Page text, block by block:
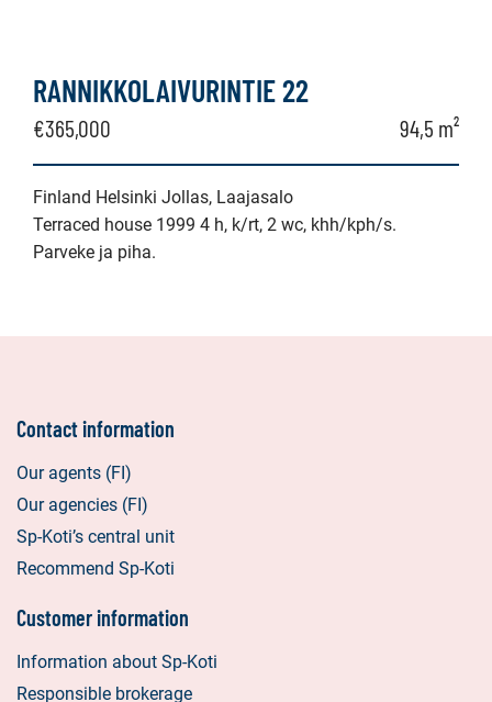
RANNIKKOLAIVURINTIE 22
€365,000 94,5 m²
Finland Helsinki Jollas, Laajasalo
Terraced house 1999 4 h, k/rt, 2 wc, khh/kph/s.
Parveke ja piha.
Contact information
Our agents (FI)
Our agencies (FI)
Sp-Koti’s central unit
Recommend Sp-Koti
Customer information
Information about Sp-Koti
Responsible brokerage